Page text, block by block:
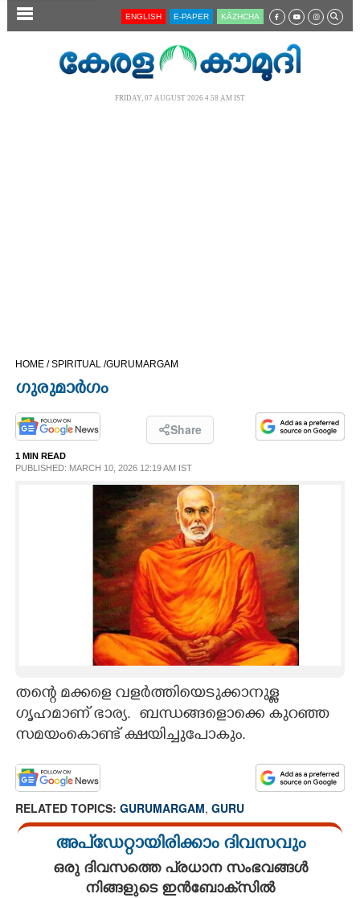
SECTIONS
OPINION
PHOTOS
ASTRO
LITERATURE
CONTACT US
ENGLISH E-PAPER KĀZHCHA
FRIDAY, 07 AUGUST 2026 4.58 AM IST
HOME /SPIRITUAL /GURUMARGAM
ഗുരുമാർഗം
Share
1 MIN READ
PUBLISHED: MARCH 10, 2026 12:19 AM IST
തന്റെ മക്കളെ വളർത്തിയെടുക്കാനുള്ള
ഗൃഹമാണ് ഭാര്യ. ‌ ബന്ധങ്ങളൊക്കെ കുറഞ്ഞ
സമയംകൊണ്ട് ക്ഷയിച്ചുപോകും.
RELATED TOPICS: GURUMARGAM, GURU
അപ്ഡേറ്റായിരിക്കാം ദിവസവും
ഒരു ദിവസത്തെ പ്രധാന സംഭവങ്ങൾ
നിങ്ങളുടെ ഇൻബോക്സിൽ